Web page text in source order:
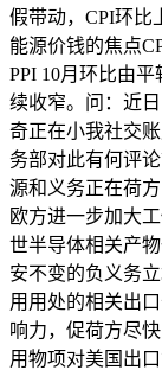
假带动，CPI环比
能源价钱的焦点
PPI 10月环比由
续收窄。问：近
奇正在小我社交
务部对此有何评
源和义务正在荷
欧方进一步加大
世半导体相关产
安不变的负义务
用用处的相关出
响力，促荷方尽
用物项对美国出